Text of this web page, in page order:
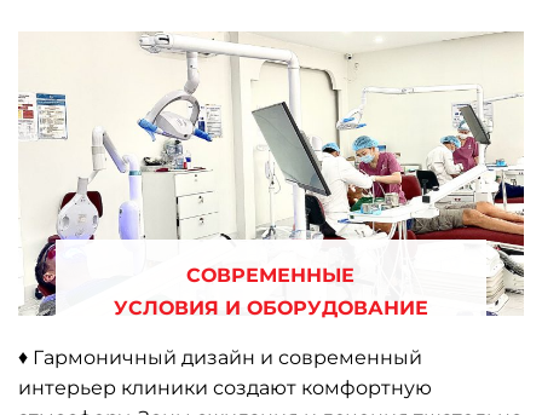
СОВРЕМЕННЫЕ
УСЛОВИЯ И ОБОРУДОВАНИЕ
♦ Гармоничный дизайн и современный
интерьер клиники создают комфортную